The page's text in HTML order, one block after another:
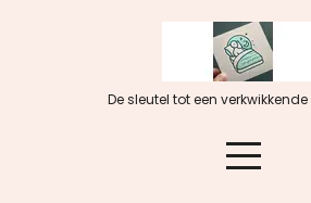
De sleutel tot een